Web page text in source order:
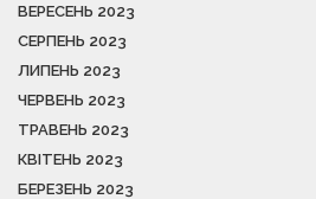
ВЕРЕСЕНЬ 2023
СЕРПЕНЬ 2023
ЛИПЕНЬ 2023
ЧЕРВЕНЬ 2023
ТРАВЕНЬ 2023
КВІТЕНЬ 2023
БЕРЕЗЕНЬ 2023